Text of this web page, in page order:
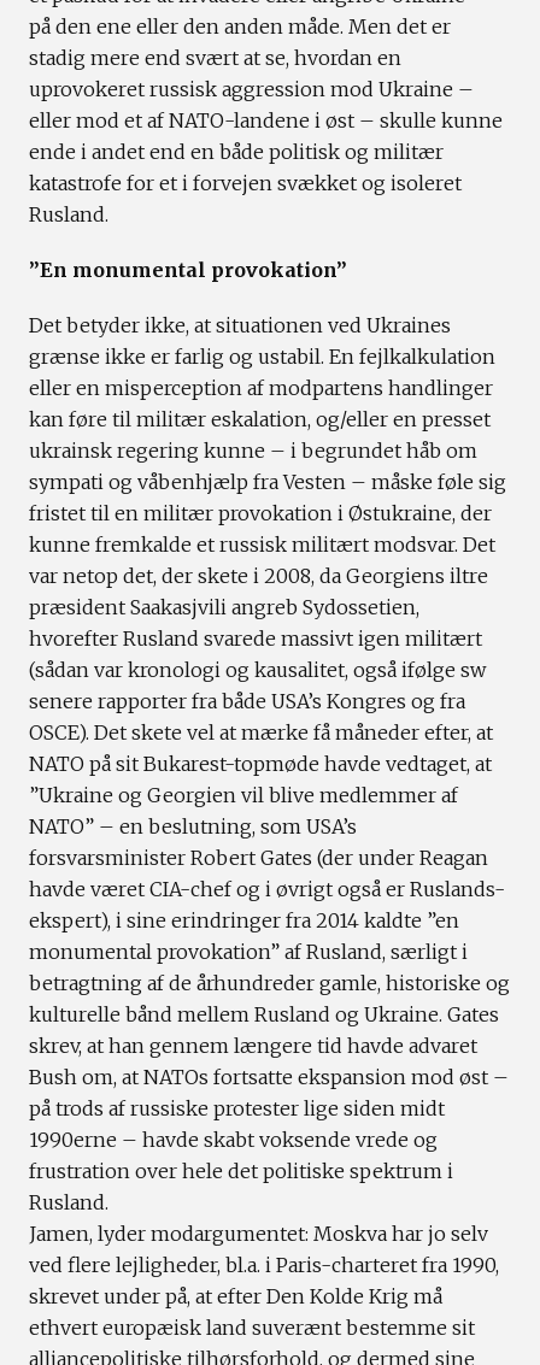
på den ene eller den anden måde. Men det er
stadig mere end svært at se, hvordan en
uprovokeret russisk aggression mod Ukraine –
eller mod et af NATO-landene i øst – skulle kunne
ende i andet end en både politisk og militær
katastrofe for et i forvejen svækket og isoleret
Rusland.
”En monumental provokation”
Det betyder ikke, at situationen ved Ukraines
grænse ikke er farlig og ustabil. En fejlkalkulation
eller en misperception af modpartens handlinger
kan føre til militær eskalation, og/eller en presset
ukrainsk regering kunne – i begrundet håb om
sympati og våbenhjælp fra Vesten – måske føle sig
fristet til en militær provokation i Østukraine, der
kunne fremkalde et russisk militært modsvar. Det
var netop det, der skete i 2008, da Georgiens iltre
præsident Saakasjvili angreb Sydossetien,
hvorefter Rusland svarede massivt igen militært
(sådan var kronologi og kausalitet, også ifølge sw
senere rapporter fra både USA’s Kongres og fra
OSCE). Det skete vel at mærke få måneder efter, at
NATO på sit Bukarest-topmøde havde vedtaget, at
”Ukraine og Georgien vil blive medlemmer af
NATO” – en beslutning, som USA’s
forsvarsminister Robert Gates (der under Reagan
havde været CIA-chef og i øvrigt også er Ruslands-
ekspert), i sine erindringer fra 2014 kaldte ”en
monumental provokation” af Rusland, særligt i
betragtning af de århundreder gamle, historiske og
kulturelle bånd mellem Rusland og Ukraine. Gates
skrev, at han gennem længere tid havde advaret
Bush om, at NATOs fortsatte ekspansion mod øst –
på trods af russiske protester lige siden midt
1990erne – havde skabt voksende vrede og
frustration over hele det politiske spektrum i
Rusland.
Jamen, lyder modargumentet: Moskva har jo selv
ved flere lejligheder, bl.a. i Paris-charteret fra 1990,
skrevet under på, at efter Den Kolde Krig må
ethvert europæisk land suverænt bestemme sit
alliancepolitiske tilhørsforhold, og dermed sine